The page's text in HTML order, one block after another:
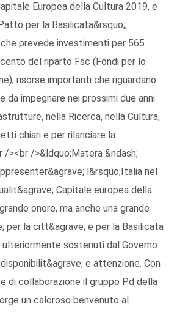
Europea della Cultura 2019, e
per la Basilicata&rsquo;,
prevede investimenti per 565
del riparto Fsc (Fondi per lo
risorse importanti che riguardano
da impegnare nei prossimi due anni
nella Ricerca, nella Cultura,
chiari e per rilanciare la
/><br />&ldquo;Matera &ndash;
l&rsquo;Italia nel
Capitale europea della
onore, ma anche una grande
per la citt&agrave; e per la Basilicata
sostenuti dal Governo
e attenzione. Con
di collaborazione il gruppo Pd della
un caloroso benvenuto al